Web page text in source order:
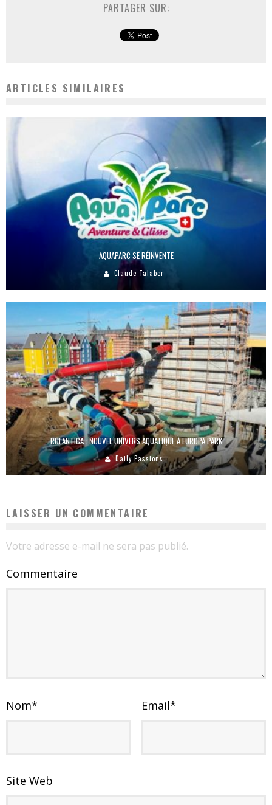
PARTAGER SUR:
ARTICLES SIMILAIRES
AQUAPARC SE RÉINVENTE
Claude Talaber
RULANTICA : NOUVEL UNIVERS AQUATIQUE À EUROPA PARK
Daily Passions
LAISSER UN COMMENTAIRE
Votre adresse e-mail ne sera pas publié.
Commentaire
Nom* Email*
Site Web